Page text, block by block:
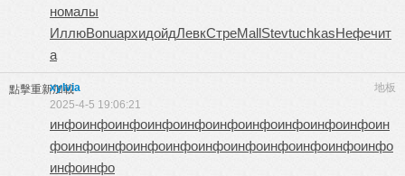
номалы
ИллюBonuархидойдЛевкСтреMallStevtuchkasНефечит
а
點擊重新加載 地板
xylvia
2025-4-5 19:06:21
инфоинфоинфоинфоинфоинфоинфоинфоинфоинфоин
фоинфоинфоинфоинфоинфоинфоинфоинфоинфоинфо
инфоинфо